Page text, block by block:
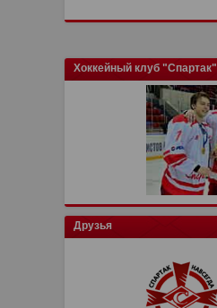
Хоккейный клуб "Спартак"
Друзья